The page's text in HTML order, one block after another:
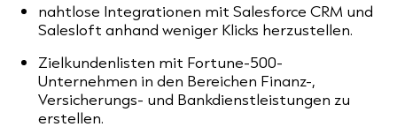
nahtlose Integrationen mit Salesforce CRM und
Salesloft anhand weniger Klicks herzustellen.
Zielkundenlisten mit Fortune-500-
Unternehmen in den Bereichen Finanz-,
Versicherungs- und Bankdienstleistungen zu
erstellen.